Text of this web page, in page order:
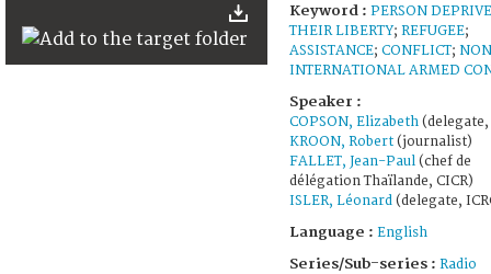
16
Keyword : PERSON
THEIR LIBERTY; REFUGEE;
ASSISTANCE; CONFLICT;
INTERNATIONAL ARMED
Speaker :
COPSON, Elizabeth(delegate,
KROON, Robert(journalist)
FALLET, Jean-Paul(chef de
délégation Thaïlande, CICR)
ISLER, Léonard(delegate,
Language : English
Series/Sub-series : Radio